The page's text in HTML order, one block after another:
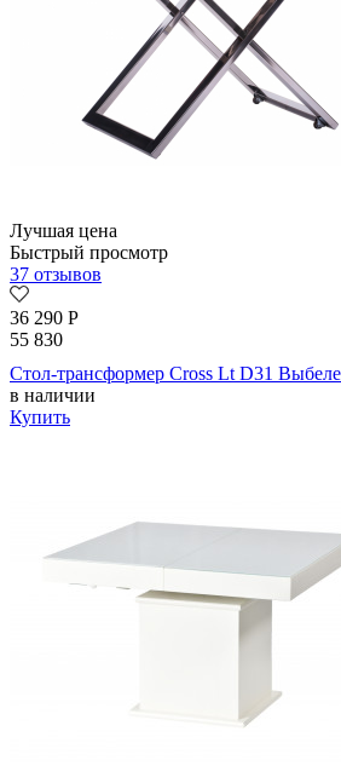
Лучшая цена
Быстрый просмотр
37 отзывов
36 290 Р
55 830
Стол-трансформер Cross Lt D31
в наличии
Купить